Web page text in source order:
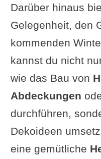
Video
machen
Rustikale
Ästen und
Anleitung
Vorteile
Kritische
Video:
Darüber hinaus
Gelegenheit, den
kommenden
kannst du nicht
wie das Bau von
Abdeckungen
durchführen,
Dekoideen
eine gemütliche